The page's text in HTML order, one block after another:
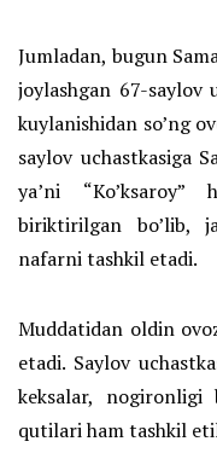
Jumladan, bugun
joylashgan 67-saylov
kuylanishidan so’ng
saylov uchastkasiga
ya’ni “Ko’ksaroy”
biriktirilgan bo’lib,
nafarni tashkil etadi.
Muddatidan oldin
etadi. Saylov
keksalar, nogironligi
qutilari ham tashkil